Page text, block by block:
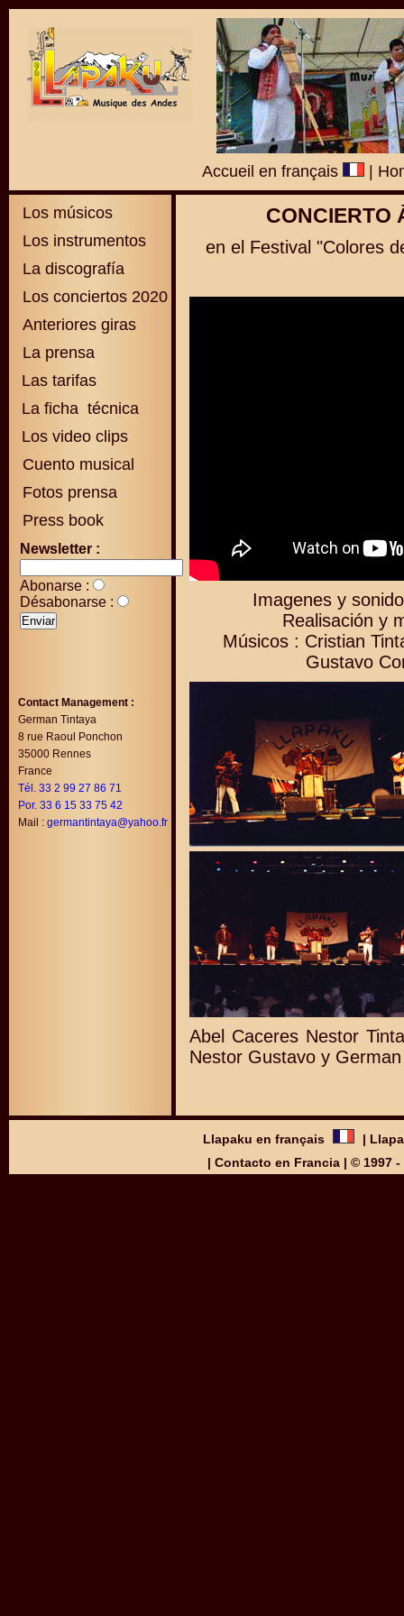
Accueil en français
Los músicos
Los instrumentos
La discografía
Los conciertos 2020
Anteriores giras
La prensa
Las tarifas
La ficha técnica
Los video clips
Cuento musical
Fotos prensa
Press book
Newsletter :
Abonarse :
Désabonarse :
Contact Management :
German Tintaya
8 rue Raoul Ponchon
35000 Rennes
France
Tél. 33 2 99 27 86 71
Por. 33 6 15 33 75 42
Mail : germantintaya@yahoo.fr
CONCIERTO
en el Festival "Colores
Imagenes y
Realisación y
Músicos : Cristian
Gustavo
Abel Caceres Nestor
Nestor Gustavo y German
Llapaku en français |
| Contacto en Francia | © 1997